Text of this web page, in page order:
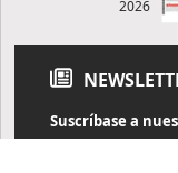
2026
Suscríbase a
Reciba